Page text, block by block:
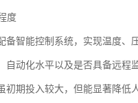
度
备智能控制系统，实现温度、
自动化水平以及是否具备远程
初期投入较大，但能显著降低